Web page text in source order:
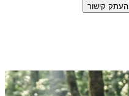
העתק קישור